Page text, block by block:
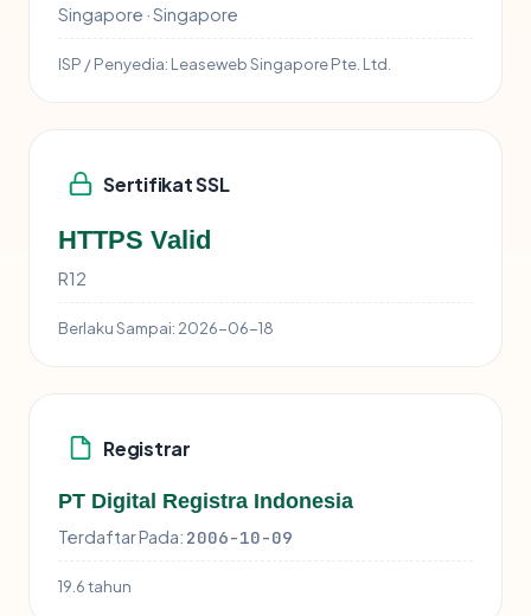
Singapore · Singapore
ISP / Penyedia: Leaseweb Singapore Pte. Ltd.
Sertifikat SSL
HTTPS Valid
R12
Berlaku Sampai: 2026-06-18
Registrar
PT Digital Registra Indonesia
Terdaftar Pada: 2006-10-09
19.6 tahun